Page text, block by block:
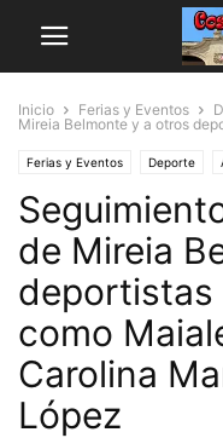
Inicio Ferias y Eventos
Mireia Belmonte y a otros
Ferias y Eventos Deporte
de Mireia
deportistas
como
Carolina
López